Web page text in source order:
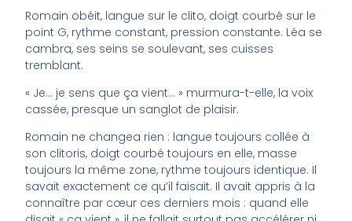
Romain obéit, langue sur le clito, doigt courbé sur le
point G, rythme constant, pression constante. Léa se
cambra, ses seins se soulevant, ses cuisses
tremblant.
« Je… je sens que ça vient… » murmura-t-elle, la voix
cassée, presque un sanglot de plaisir.
Romain ne changea rien : langue toujours collée à
son clitoris, doigt courbé toujours en elle, masse
toujours la même zone, rythme toujours identique. Il
savait exactement ce qu’il faisait. Il avait appris à la
connaître par cœur ces derniers mois : quand elle